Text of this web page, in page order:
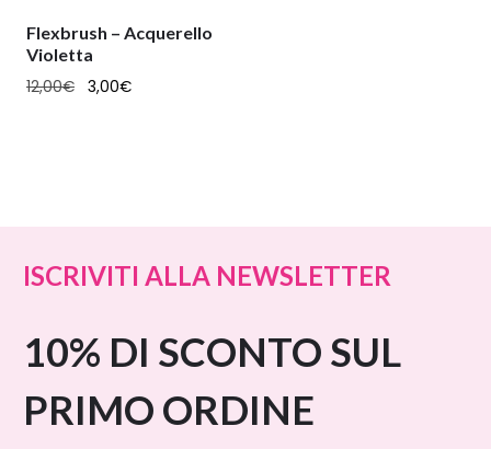
Flexbrush – Acquerello
Violetta
12,00€ 3,00€
ISCRIVITI ALLA NEWSLETTER
10% DI SCONTO SUL
PRIMO ORDINE